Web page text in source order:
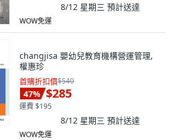
8/12 星期三 預計送達
WOW免運
changjisa 嬰幼兒教育機構營運管理,
權惠珍
首購折扣價$540
47% $285
運費 $195
8/12 星期三 預計送達
WOW免運